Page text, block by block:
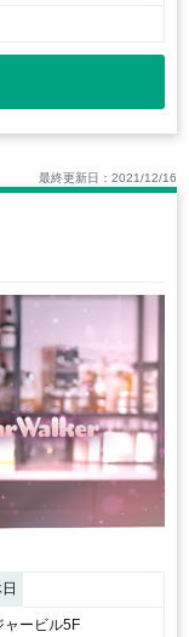
最終更新日：2021/12/16
ャービル5F